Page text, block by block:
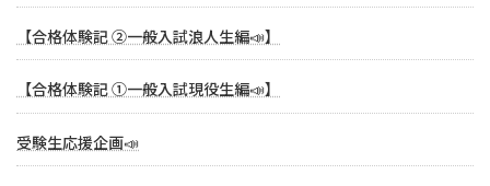
【合格体験記 ②一般入試浪人生編📣】
【合格体験記 ①一般入試現役生編📣】
受験生応援企画📣